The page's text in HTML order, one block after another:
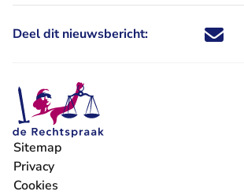
Deel dit nieuwsbericht: Deel dit
Deel dit
Deel
Sitemap
Privacy
Cookies